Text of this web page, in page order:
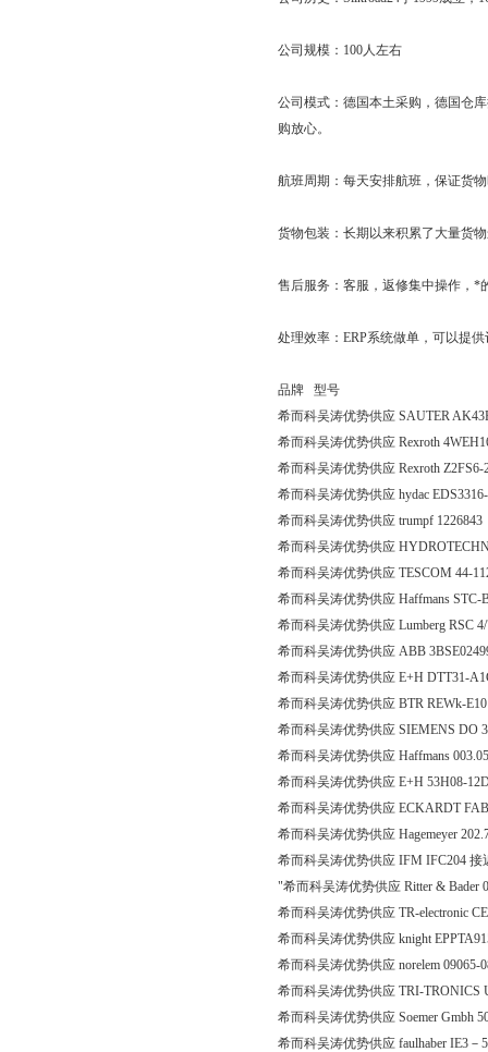
公司规模：100人左右
公司模式：德国本土采购，德国仓
购放心。
航班周期：每天安排航班，保证货
货物包装：长期以来积累了大量货
售后服务：客服，返修集中操作，*
处理效率：ERP系统做单，可以提
品牌 型号
希而科吴涛优势供应 SAUTER
希而科吴涛优势供应 Rexroth
希而科吴涛优势供应 Rexroth
希而科吴涛优势供应 hydac
希而科吴涛优势供应 trumpf 1226843
希而科吴涛优势供应
希而科吴涛优势供应 TESCOM 44-
希而科吴涛优势供应 Haffmans STC-
希而科吴涛优势供应 Lumberg RSC
希而科吴涛优势供应 ABB
希而科吴涛优势供应 E+H DTT31-
希而科吴涛优势供应 BTR REWk-
希而科吴涛优势供应 SIEMENS DO
希而科吴涛优势供应 Haffmans
希而科吴涛优势供应 E+H 53H08-
希而科吴涛优势供应 ECKARDT
希而科吴涛优势供应 Hagemeyer
希而科吴涛优势供应 IFM IFC204 接
"希而科吴涛优势供应 Ritter & Bader
希而科吴涛优势供应 TR-electronic
希而科吴涛优势供应 knight
希而科吴涛优势供应 norelem 09065-
希而科吴涛优势供应 TRI-TRONICS
希而科吴涛优势供应 Soemer Gmbh
希而科吴涛优势供应 faulhaber IE3－